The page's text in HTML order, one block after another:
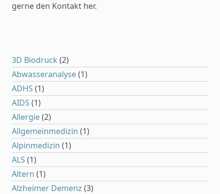
gerne den Kontakt her.
3D Biodruck (2)
Abwasseranalyse(1)
ADHS (1)
AIDS (1)
Allergie(2)
Allgemeinmedizin (1)
Alpinmedizin (1)
ALS (1)
Altern (1)
Alzheimer Demenz (3)